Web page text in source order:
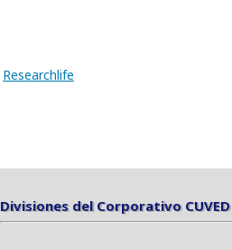
Researchlife
Divisiones del Corporativo CUVED
Divisiones del Corporativo CUVED